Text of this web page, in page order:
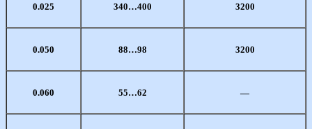
0.025 340…400 3200
0.050 88…98 3200
0.060 55…62 —